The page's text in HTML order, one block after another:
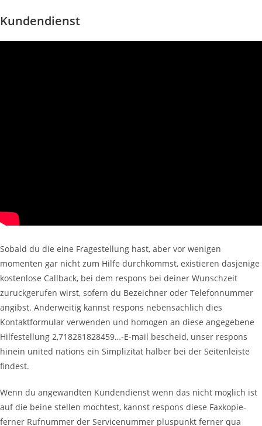
Kundendienst
Sobald du die eine Fragestellung hast, aber vor wenigen
momenten gar nicht zum Hilfe durchkommst, existieren dasjenige
kostenlose Callback, bei dem respons bei deiner Wunschzeit
zuruckgerufen wirst, sofern du Bezeichner oder Telefonnummer
angibst. Anderweitig kannst respons nebensachlich dies
Kontaktformular verwenden und homogen an diese angegebene
Hilfestellung 2,718281828459…-E-mail bescheid, unser respons
hinein united nations ein Simplizitat halber bei der Seitenleiste
findest.
Wenn du angewandten Kundendienst wenn das nicht moglich ist
auf die beine stellen mochtest, kannst respons diese Faxkopie-
ferner Rufnummer der Servicenummer pluspunkt ferner qua